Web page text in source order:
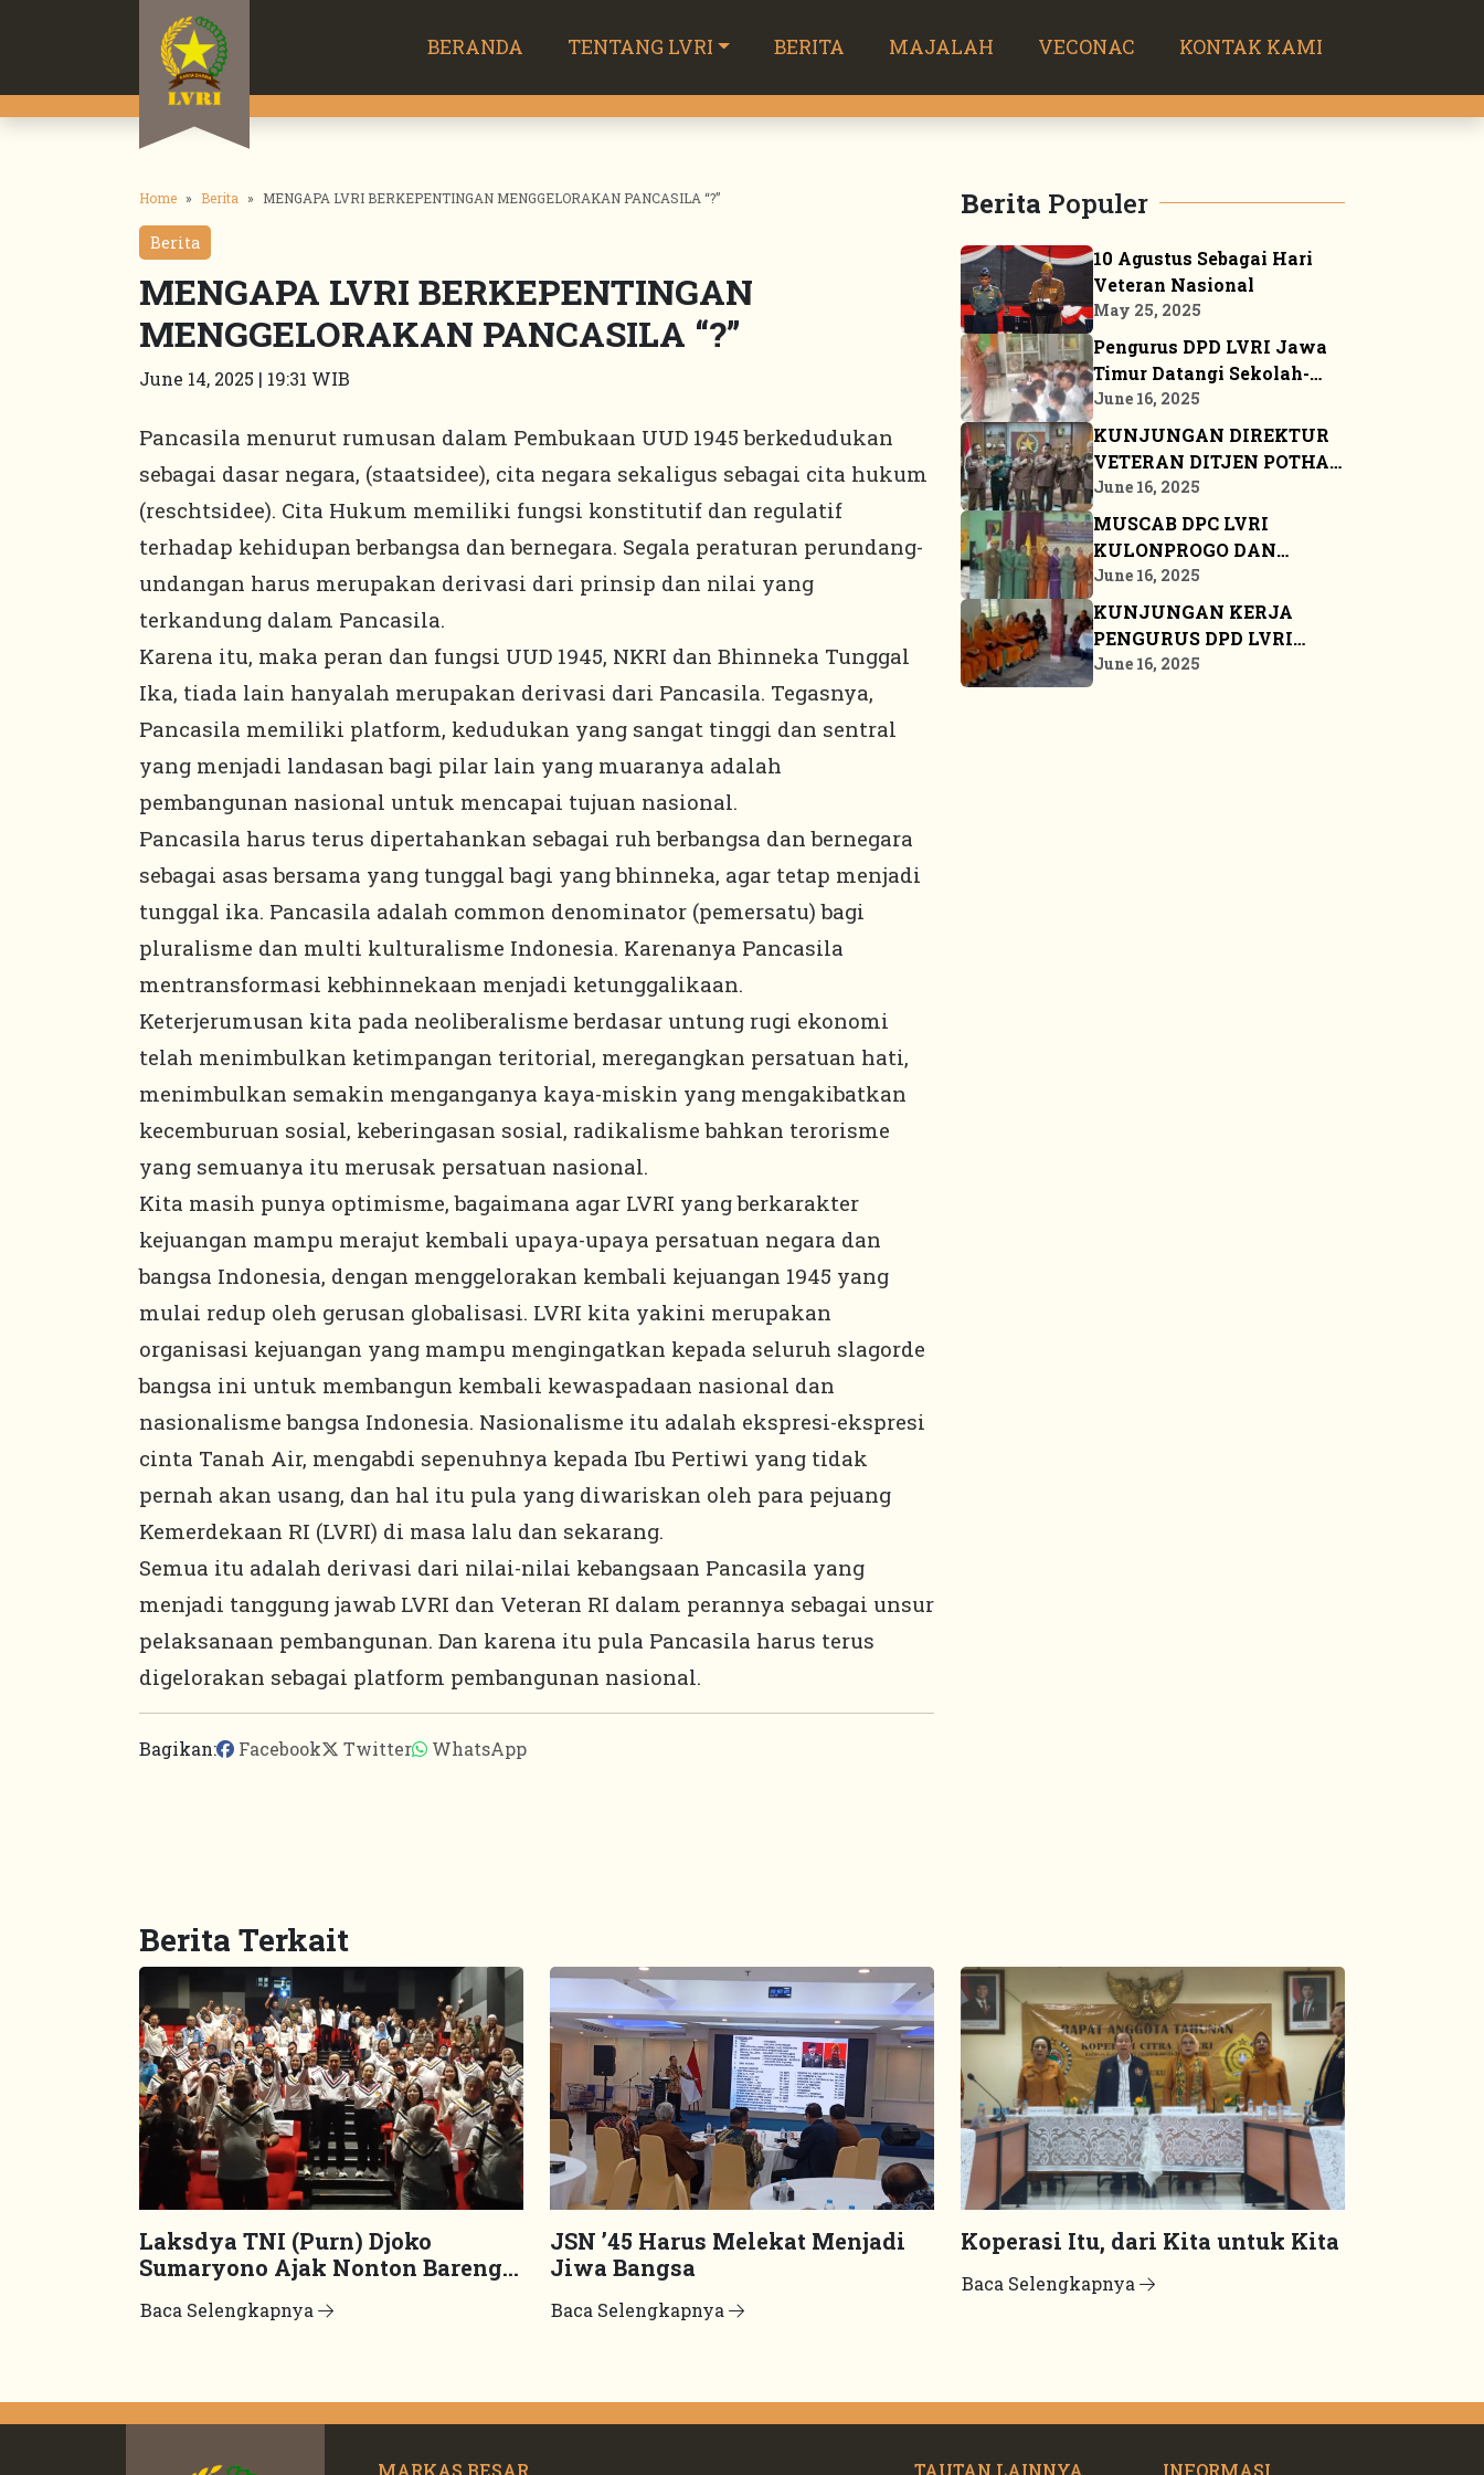
BERANDA TENTANG LVRI BERITA MAJALAH VECONAC KONTAK KAMI
Home Berita MENGAPA LVRI BERKEPENTINGAN MENGGELORAKAN PANCASILA “?”
Berita
MENGAPA LVRI BERKEPENTINGAN
MENGGELORAKAN PANCASILA “?”
June 14, 2025 | 19:31 WIB
Pancasila menurut rumusan dalam Pembukaan UUD 1945 berkedudukan
sebagai dasar negara, (staatsidee), cita negara sekaligus sebagai cita hukum
(reschtsidee). Cita Hukum memiliki fungsi konstitutif dan regulatif
terhadap kehidupan berbangsa dan bernegara. Segala peraturan perundang-
undangan harus merupakan derivasi dari prinsip dan nilai yang
terkandung dalam Pancasila.
Karena itu, maka peran dan fungsi UUD 1945, NKRI dan Bhinneka Tunggal
Ika, tiada lain hanyalah merupakan derivasi dari Pancasila. Tegasnya,
Pancasila memiliki platform, kedudukan yang sangat tinggi dan sentral
yang menjadi landasan bagi pilar lain yang muaranya adalah
pembangunan nasional untuk mencapai tujuan nasional.
Pancasila harus terus dipertahankan sebagai ruh berbangsa dan bernegara
sebagai asas bersama yang tunggal bagi yang bhinneka, agar tetap menjadi
tunggal ika. Pancasila adalah common denominator (pemersatu) bagi
pluralisme dan multi kulturalisme Indonesia. Karenanya Pancasila
mentransformasi kebhinnekaan menjadi ketunggalikaan.
Keterjerumusan kita pada neoliberalisme berdasar untung rugi ekonomi
telah menimbulkan ketimpangan teritorial, meregangkan persatuan hati,
menimbulkan semakin menganganya kaya-miskin yang mengakibatkan
kecemburuan sosial, keberingasan sosial, radikalisme bahkan terorisme
yang semuanya itu merusak persatuan nasional.
Kita masih punya optimisme, bagaimana agar LVRI yang berkarakter
kejuangan mampu merajut kembali upaya-upaya persatuan negara dan
bangsa Indonesia, dengan menggelorakan kembali kejuangan 1945 yang
mulai redup oleh gerusan globalisasi. LVRI kita yakini merupakan
organisasi kejuangan yang mampu mengingatkan kepada seluruh slagorde
bangsa ini untuk membangun kembali kewaspadaan nasional dan
nasionalisme bangsa Indonesia. Nasionalisme itu adalah ekspresi-ekspresi
cinta Tanah Air, mengabdi sepenuhnya kepada Ibu Pertiwi yang tidak
pernah akan usang, dan hal itu pula yang diwariskan oleh para pejuang
Kemerdekaan RI (LVRI) di masa lalu dan sekarang.
Semua itu adalah derivasi dari nilai-nilai kebangsaan Pancasila yang
menjadi tanggung jawab LVRI dan Veteran RI dalam perannya sebagai unsur
pelaksanaan pembangunan. Dan karena itu pula Pancasila harus terus
digelorakan sebagai platform pembangunan nasional.
Bagikan: Facebook Twitter WhatsApp
Berita Populer
10 Agustus Sebagai Hari
Veteran Nasional
May 25, 2025
Pengurus DPD LVRI Jawa
Timur Datangi Sekolah-
sekolah Sosialisasikan
JSN ’45
June 16, 2025
KUNJUNGAN DIREKTUR
VETERAN DITJEN POTHAN
KE MARKAS BESAR DPP
LVRI
June 16, 2025
MUSCAB DPC LVRI
KULONPROGO DAN
BANGKALAN
June 16, 2025
KUNJUNGAN KERJA
PENGURUS DPD LVRI
PROPINSI KEPULAUAN
June 16, 2025
Berita Terkait
Laksdya TNI (Purn) Djoko
Sumaryono Ajak Nonton Bareng
Baca Selengkapnya
JSN ’45 Harus Melekat Menjadi
Jiwa Bangsa
Baca Selengkapnya
Koperasi Itu, dari Kita untuk Kita
Baca Selengkapnya
MARKAS BESAR TAUTAN LAINNYA INFORMASI